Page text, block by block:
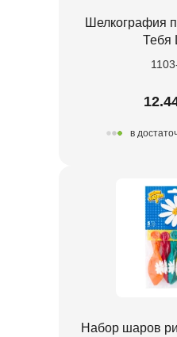
Шелкография
Тебя
в
Набор шаров